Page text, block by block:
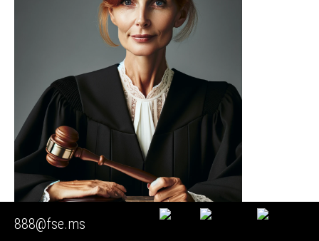
888@fse.ms